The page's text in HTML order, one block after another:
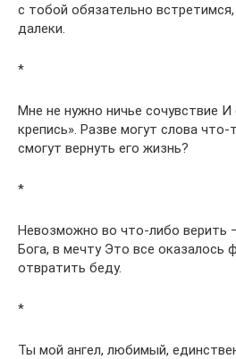
с тобой обязательно
далеки.
*
Мне не нужно ничье сочувствие
крепись». Разве могут слова
смогут вернуть его жизнь?
*
Невозможно во что-либо верить
Бога, в мечту Это все оказалось
отвратить беду.
*
Ты мой ангел, любимый,